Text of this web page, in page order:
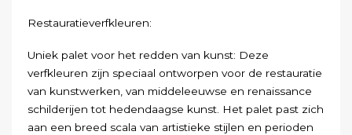
Restauratieverfkleuren:
Uniek palet voor het redden van kunst: Deze
verfkleuren zijn speciaal ontworpen voor de restauratie
van kunstwerken, van middeleeuwse en renaissance
schilderijen tot hedendaagse kunst. Het palet past zich
aan een breed scala van artistieke stijlen en perioden